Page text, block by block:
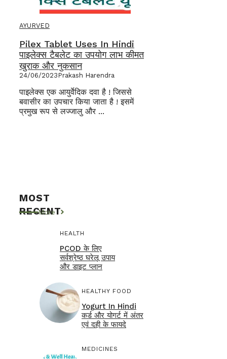
AYURVED
Pilex Tablet Uses In Hindi
पाइलेक्स टैबलेट का उपयोग लाभ कीमत
खुराक और नुकसान
24/06/2023Prakash Harendra
पाइलेक्स एक आयुर्वेदिक दवा है ! जिससे
बवासीर का उपचार किया जाता है ! इसमें
प्रमुख रूप से लज्जालु और ...
MOST
RECENT
More
HEALTH
PCOD के लिए
सर्वश्रेष्ठ घरेलू उपाय
और डाइट प्लान
HEALTHY FOOD
Yogurt In Hindi
कर्ड और योगर्ट में अंतर
एवं दही के फायदे
MEDICINES